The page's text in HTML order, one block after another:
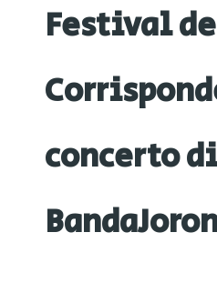
Festival
concerto di